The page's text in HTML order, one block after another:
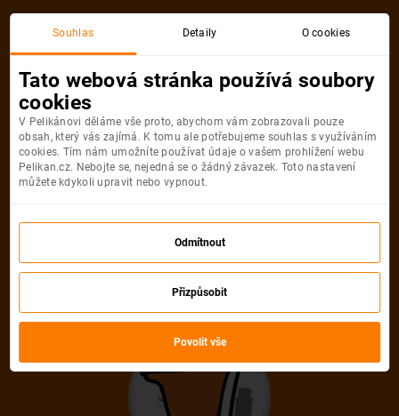
Akční letenka
Litujeme, akční letenka do města už
není dostupná
Vybrat jinou akční letenku
Souhlas Detaily O cookies
Tato webová stránka používá soubory
cookies
V Pelikánovi děláme vše proto, abychom vám zobrazovali pouze
obsah, který vás zajímá. K tomu ale potřebujeme souhlas s využíváním
cookies. Tím nám umožníte používat údaje o vašem prohlížení webu
Pelikan.cz. Nebojte se, nejedná se o žádný závazek. Toto nastavení
můžete kdykoli upravit nebo vypnout.
Odmítnout
Přizpůsobit
Povolit vše